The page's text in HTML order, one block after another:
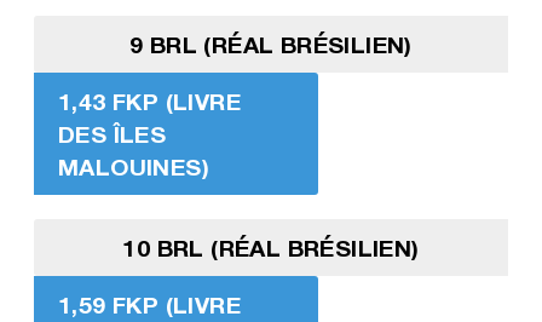
9 BRL (RÉAL BRÉSILIEN)
1,43 FKP (LIVRE
DES ÎLES
MALOUINES)
10 BRL (RÉAL BRÉSILIEN)
1,59 FKP (LIVRE